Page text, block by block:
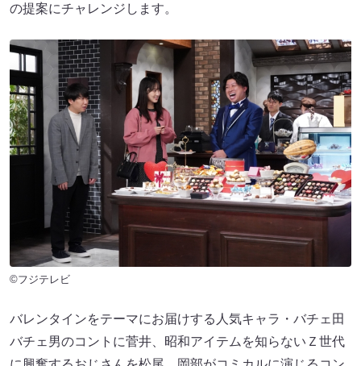
の提案にチャレンジします。
©フジテレビ
バレンタインをテーマにお届けする人気キャラ・バチェ田
バチェ男のコントに菅井、昭和アイテムを知らないＺ世代